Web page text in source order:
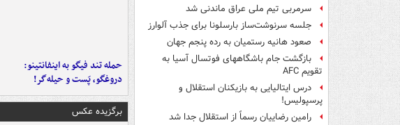
سرمربی تیم ملی عراق ماندنی شد
جلسه سرنوشت‌ساز بارسلونا برای جذب آلوارز
صعود هانیه رستمیان به رده پنجم جهان
بازگشت جام باشگاههای فوتسال آسیا به
تقویم AFC
درس ایتالیایی‌ به بازیکنان استقلال و
پرسپولیس!
رامین رضاییان رسماً از استقلال جدا شد
حمله تند فیگو به اینفانتینو:
دروغگو، پَست‌ و حیله‌گر!
برگزیده عکس